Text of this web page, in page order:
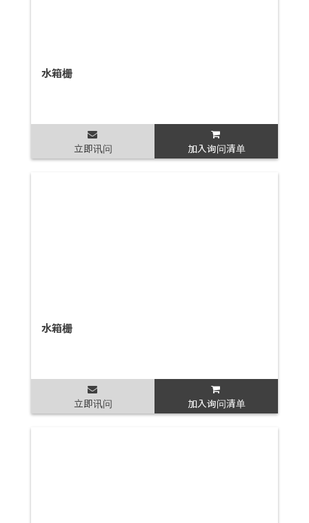
水箱栅
立即讯问 加入询问清单
水箱栅
立即讯问 加入询问清单